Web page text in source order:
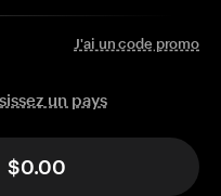
J'ai un code promo
un pays
$0.00